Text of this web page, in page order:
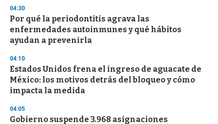
d
s
04:30
Por qué la periodontitis agrava las
enfermedades autoinmunes y qué hábitos
ayudan a prevenirla
04:10
Estados Unidos frena el ingreso de aguacate de
México: los motivos detrás del bloqueo y cómo
impacta la medida
04:05
Gobierno suspende 3.968 asignaciones